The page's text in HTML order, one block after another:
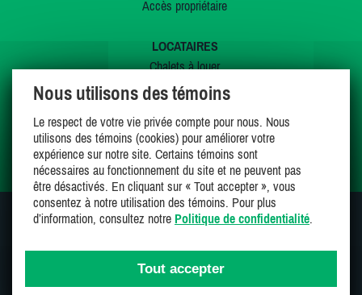
Accès propriétaire
LOCATAIRES
Chalets à louer
Chalets à vendre
Offres spéciales
Mes favoris
SUIVEZ-NOUS SUR
Nous utilisons des témoins
Le respect de votre vie privée compte pour nous. Nous
utilisons des témoins (cookies) pour améliorer votre
expérience sur notre site. Certains témoins sont
nécessaires au fonctionnement du site et ne peuvent pas
être désactivés. En cliquant sur « Tout accepter », vous
consentez à notre utilisation des témoins. Pour plus
d’information, consultez notre Politique de confidentialité.
Tout accepter